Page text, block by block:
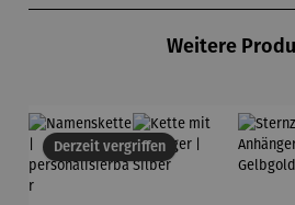
Weitere
Derzeit vergriffen